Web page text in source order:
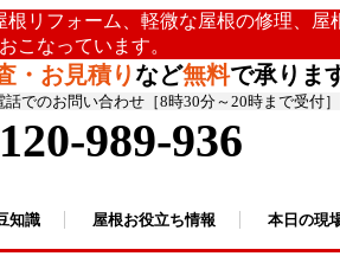
リフォーム、軽微な屋根の修理、
こなっています。
・お見積りなど無料で承りま
話でのお問い合わせ［8時30分～20時まで受付］
989-936
知識 屋根お役立ち情報 本日の現